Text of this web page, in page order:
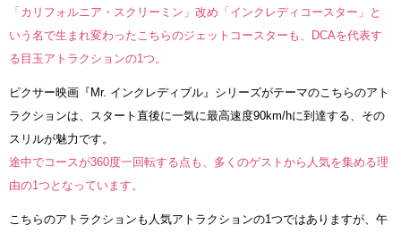
「カリフォルニア・スクリーミン」改め「インクレディコースター」と
いう名で生まれ変わったこちらのジェットコースターも、DCAを代表す
る目玉アトラクションの1つ。
ピクサー映画『Mr. インクレディブル』シリーズがテーマのこちらのアト
ラクションは、スタート直後に一気に最高速度90km/hに到達する、その
スリルが魅力です。
途中でコースが360度一回転する点も、多くのゲストから人気を集める理
由の1つとなっています。
こちらのアトラクションも人気アトラクションの1つではありますが、午